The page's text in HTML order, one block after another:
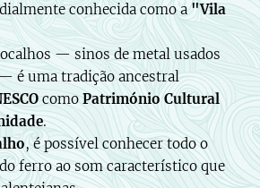
conhecida como a"Vila
— sinos de metal usados
é uma tradição ancestral
comoPatrimónio Cultural
.
, é possível conhecer todo o
ferro ao som característico que